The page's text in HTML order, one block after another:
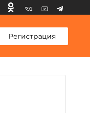
Регистрация